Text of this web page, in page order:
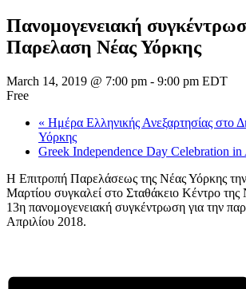
Πανομογενειακή
Παρελαση Νέας Υόρκης
March 14, 2019 @ 7:00 pm - 9:00 pm EDT
Free
« Ημέρα Ελληνικής Ανεξαρτησίας στο
Υόρκης
Greek Independence Day Celebration
Η Επιτροπή Παρελάσεως της Νέας Υόρκης
Μαρτίου συγκαλεί στο Σταθάκειο Κέντρο της
13η πανομογενειακή συγκέντρωση για την
Απριλίου 2018.